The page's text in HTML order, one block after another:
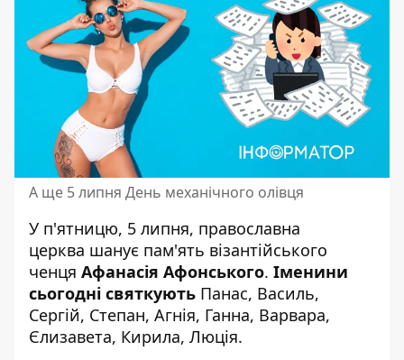
А ще 5 липня День механічного олівця
У п'ятницю, 5 липня, православна
церква шанує пам'ять візантійського
ченця Афанасія Афонського. Іменини
сьогодні святкують Панас, Василь,
Сергій, Степан, Агнія, Ганна, Варвара,
Єлизавета, Кирила, Люція.